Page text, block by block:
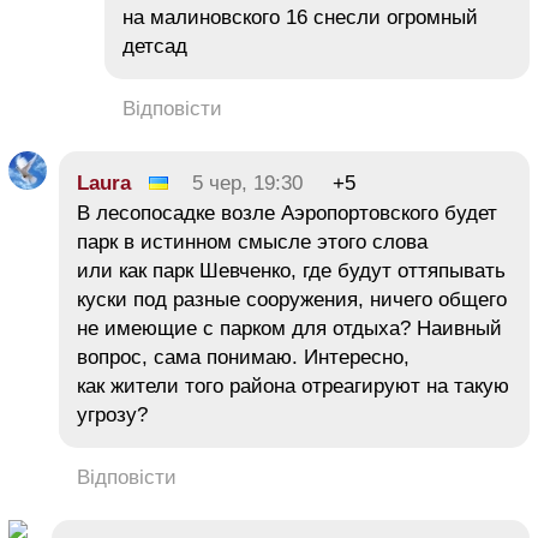
на малиновского 16 снесли огромный
детсад
Відповісти
Laura 5 чер, 19:30
+5
В лесопосадке возле Аэропортовского будет
парк в истинном смысле этого слова
или как парк Шевченко, где будут оттяпывать
куски под разные сооружения, ничего общего
не имеющие с парком для отдыха? Наивный
вопрос, сама понимаю. Интересно,
как жители того района отреагируют на такую
угрозу?
Відповісти